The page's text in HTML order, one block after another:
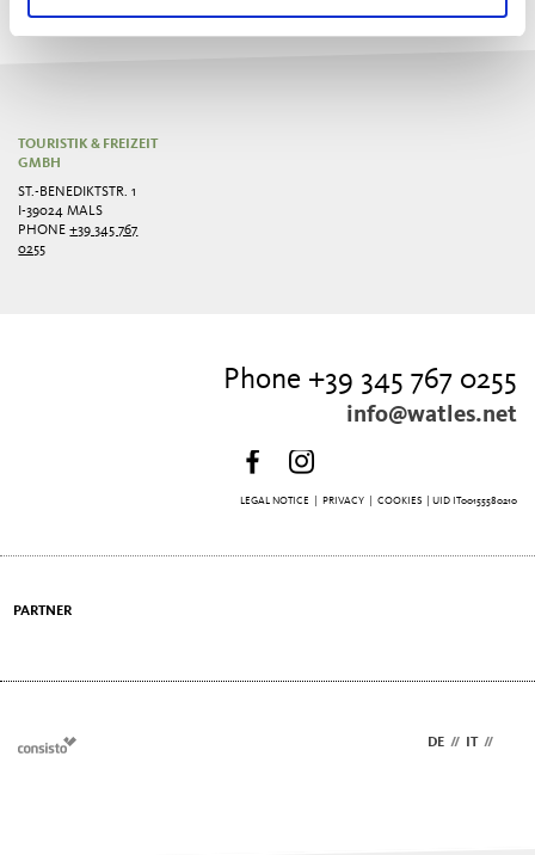
TOURISTIK & FREIZEIT
GMBH
ST.-BENEDIKTSTR. 1
I-39024 MALS
PHONE+39 345 767
0255
Phone +39 345 767 0255
info@watles.net
LEGAL NOTICE PRIVACY| COOKIES | UID IT00155580210
PARTNER
DE // IT //